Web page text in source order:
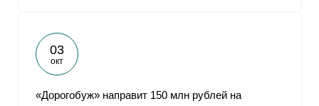
03
окт
«Дорогобуж» направит 150 млн рублей на